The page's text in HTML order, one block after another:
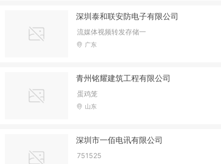
深圳泰和联安防电子有限公司
流媒体视频转发存储一
广东
青州铭耀建筑工程有限公司
蛋鸡笼
山东
深圳市一佰电讯有限公司
751525